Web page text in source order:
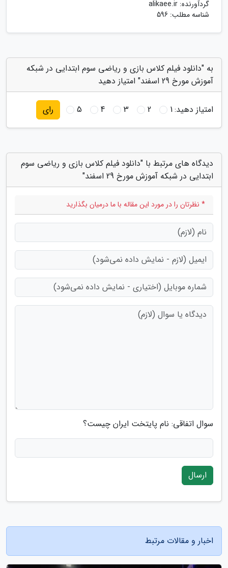
گردآورنده: alikaee.ir
شناسه مطلب: 596
به "دانلود فیلم کلاس بازی و ریاضی سوم ابتدایی در شبکه
آموزش مورخ 29 اسفند" امتیاز دهید
امتیاز دهید:1
2
3
4
5 رای
دیدگاه های مرتبط با "دانلود فیلم کلاس بازی و ریاضی سوم
ابتدایی در شبکه آموزش مورخ 29 اسفند"
* نظرتان را در مورد این مقاله با ما درمیان بگذارید
سوال اتفاقی: نام پایتخت ایران چیست؟
ارسال
اخبار و مقالات مرتبط